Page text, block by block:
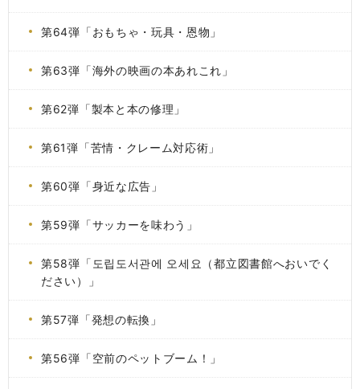
第64弾「おもちゃ・玩具・恩物」
第63弾「海外の映画の本あれこれ」
第62弾「製本と本の修理」
第61弾「苦情・クレーム対応術」
第60弾「身近な広告」
第59弾「サッカーを味わう」
第58弾「도립도서관에 오세요（都立図書館へおいでく
ださい）」
第57弾「発想の転換」
第56弾「空前のペットブーム！」